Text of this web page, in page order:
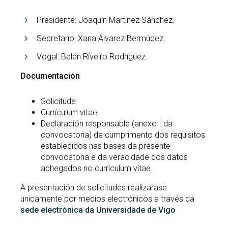
Presidente: Joaquín Martínez Sánchez.
Secretario: Xana Álvarez Bermúdez.
Vogal: Belén Riveiro Rodríguez.
Documentación
Solicitude
Currículum vitae
Declaración responsable (anexo I da
convocatoria) de cumprimento dos requisitos
establecidos nas bases da presente
convocatoria e da veracidade dos datos
achegados no currículum vítae.
A presentación de solicitudes realizarase
unicamente por medios electrónicos a través da
sede electrónica da Universidade de Vigo